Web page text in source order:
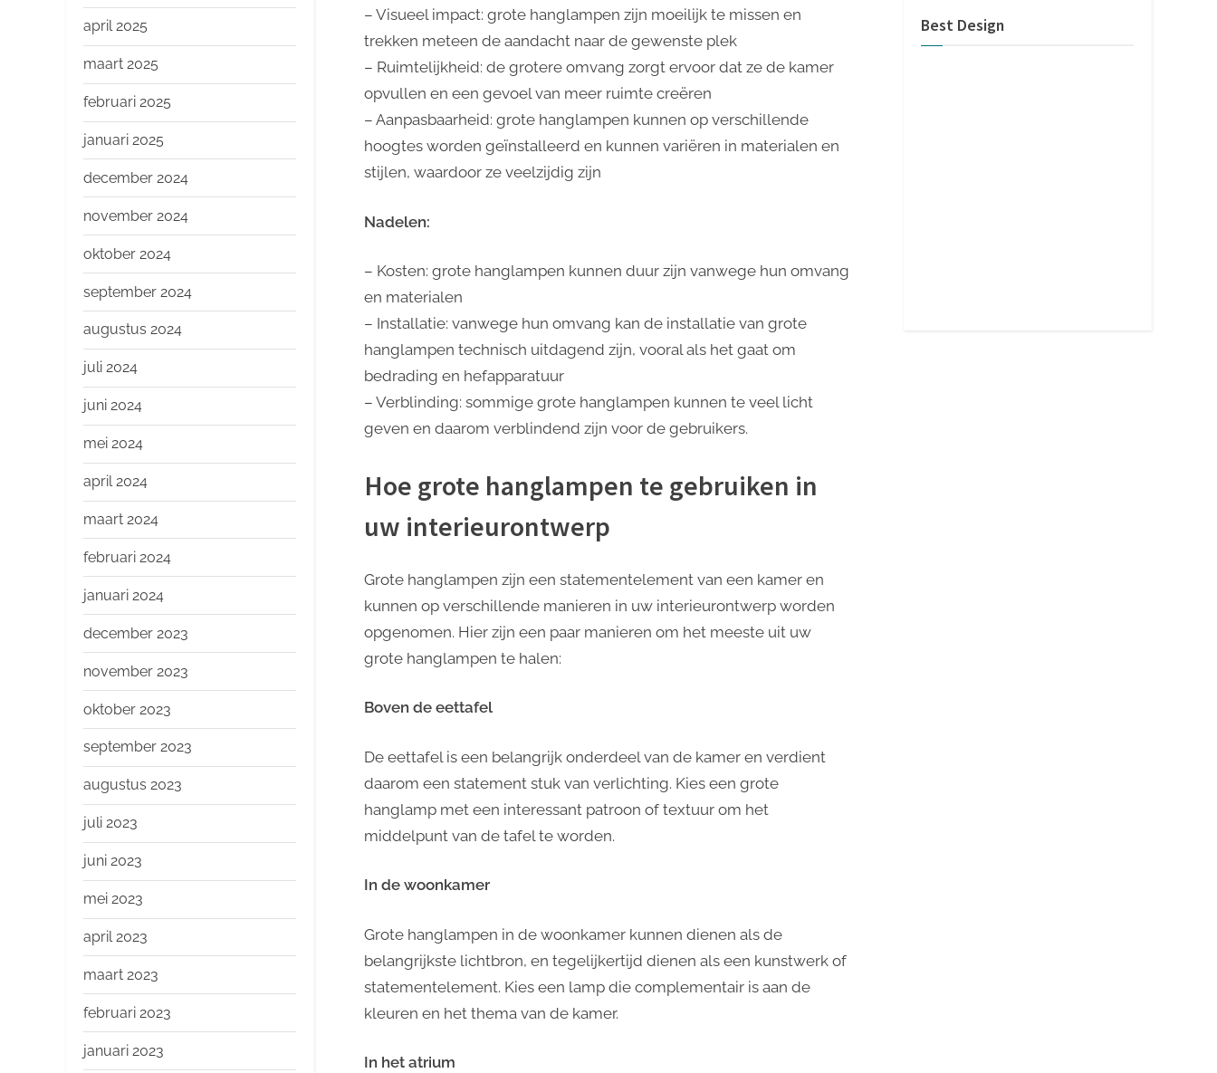
– Visueel impact: grote hanglampen zijn moeilijk te missen en
trekken meteen de aandacht naar de gewenste plek
– Ruimtelijkheid: de grotere omvang zorgt ervoor dat ze de kamer
opvullen en een gevoel van meer ruimte creëren
– Aanpasbaarheid: grote hanglampen kunnen op verschillende
hoogtes worden geïnstalleerd en kunnen variëren in materialen en
stijlen, waardoor ze veelzijdig zijn
Nadelen:
– Kosten: grote hanglampen kunnen duur zijn vanwege hun omvang
en materialen
– Installatie: vanwege hun omvang kan de installatie van grote
hanglampen technisch uitdagend zijn, vooral als het gaat om
bedrading en hefapparatuur
– Verblinding: sommige grote hanglampen kunnen te veel licht
geven en daarom verblindend zijn voor de gebruikers.
Hoe grote hanglampen te gebruiken in
uw interieurontwerp
Grote hanglampen zijn een statementelement van een kamer en
kunnen op verschillende manieren in uw interieurontwerp worden
opgenomen. Hier zijn een paar manieren om het meeste uit uw
grote hanglampen te halen:
Boven de eettafel
De eettafel is een belangrijk onderdeel van de kamer en verdient
daarom een ​​statement stuk van verlichting. Kies een grote
hanglamp met een interessant patroon of textuur om het
middelpunt van de tafel te worden.
In de woonkamer
Grote hanglampen in de woonkamer kunnen dienen als de
belangrijkste lichtbron, en tegelijkertijd dienen als een kunstwerk of
statementelement. Kies een lamp die complementair is aan de
kleuren en het thema van de kamer.
In het atrium
april 2025
maart 2025
februari 2025
januari 2025
december 2024
november 2024
oktober 2024
september 2024
augustus 2024
juli 2024
juni 2024
mei 2024
april 2024
maart 2024
februari 2024
januari 2024
december 2023
november 2023
oktober 2023
september 2023
augustus 2023
juli 2023
juni 2023
mei 2023
april 2023
maart 2023
februari 2023
januari 2023
Best Design